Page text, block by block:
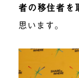
者の移住者を
思います。